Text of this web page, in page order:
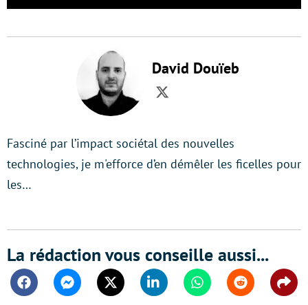
David Douïeb
Twitter
Fasciné par l’impact sociétal des nouvelles
technologies, je m'efforce d’en démêler les ficelles pour
les…
La rédaction vous conseille aussi...
FacebookMessengerTwitter Linkedin WhatsappReddit